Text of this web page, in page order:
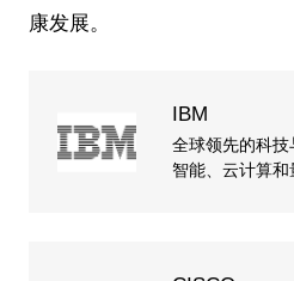
康发展。
IBM
全球领先的科
智能、云计算和